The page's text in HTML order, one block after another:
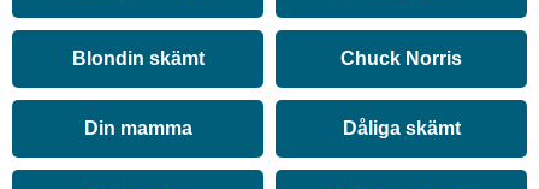
Blondin skämt Chuck Norris
Din mamma Dåliga skämt